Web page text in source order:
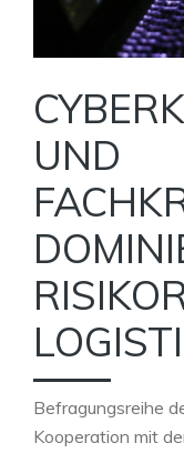
UND
Befragungsreihe
Kooperation mit